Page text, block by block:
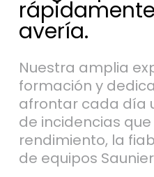
avería.
Nuestra amplia
formación y
afrontar cada día
de incidencias
rendimiento, la
de equipos